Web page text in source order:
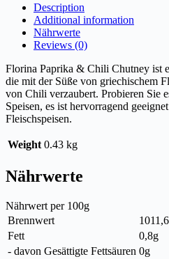
Description
Additional information
Nährwerte
Reviews (0)
Florina Paprika & Chili Chutney ist
die mit der Süße von griechischem
von Chili verzaubert. Probieren Sie
Speisen, es ist hervorragend
Fleischspeisen.
Weight 0.43 kg
Nährwerte
Nährwert per 100g
Brennwert
Fett
0,8g
- davon Gesättigte Fettsäuren 0g